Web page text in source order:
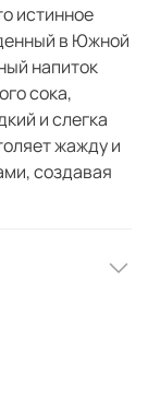
истинное
в Южной
напиток
сока,
и слегка
жажду и
создавая